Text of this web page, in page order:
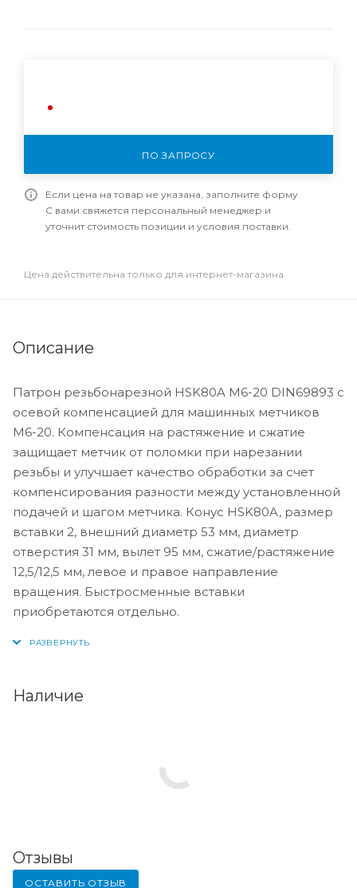
ПО ЗАПРОСУ
Если цена на товар не указана, заполните форму
С вами свяжется персональный менеджер и
уточнит стоимость позиции и условия поставки.
Цена действительна только для интернет-магазина
Описание
Патрон резьбонарезной HSK80A М6-20 DIN69893 с
осевой компенсацией для машинных метчиков
М6-20. Компенсация на растяжение и сжатие
защищает метчик от поломки при нарезании
резьбы и улучшает качество обработки за счет
компенсирования разности между установленной
подачей и шагом метчика. Конус HSK80A, размер
вставки 2, внешний диаметр 53 мм, диаметр
отверстия 31 мм, вылет 95 мм, сжатие/растяжение
12,5/12,5 мм, левое и правое направление
вращения. Быстросменные вставки
приобретаются отдельно.
Наличие
Отзывы
ОСТАВИТЬ ОТЗЫВ